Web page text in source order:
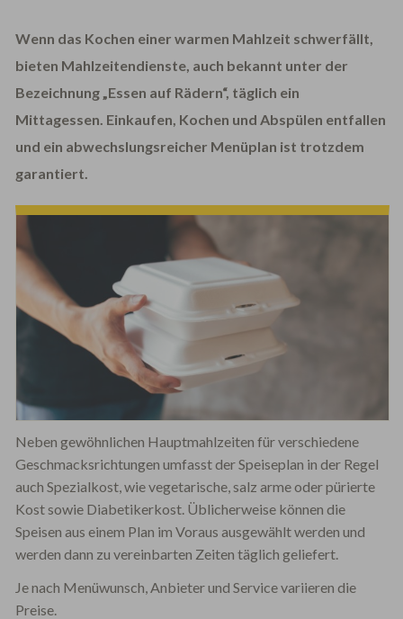
Wenn das Kochen einer warmen Mahlzeit schwerfällt,
bieten Mahlzeitendienste, auch bekannt unter der
Bezeichnung „Essen auf Rädern“, täglich ein
Mittagessen. Einkaufen, Kochen und Abspülen entfallen
und ein abwechslungsreicher Menüplan ist trotzdem
garantiert.
Neben gewöhnlichen Hauptmahlzeiten für verschiedene
Geschmacksrichtungen umfasst der Speiseplan in der Regel
auch Spezialkost, wie vegetarische, salz arme oder pürierte
Kost sowie Diabetikerkost. Üblicherweise können die
Speisen aus einem Plan im Voraus ausgewählt werden und
werden dann zu vereinbarten Zeiten täglich geliefert.
Je nach Menüwunsch, Anbieter und Service variieren die
Preise.